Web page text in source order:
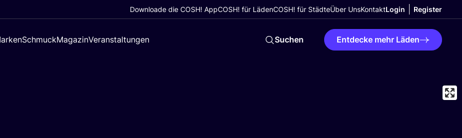
Downloade die COSH! AppCOSH! für LädenCOSH! für StädteÜber UnsKontaktLogin Register
SchmuckMagazinVeranstaltungen Suchen Entdecke mehr Läden